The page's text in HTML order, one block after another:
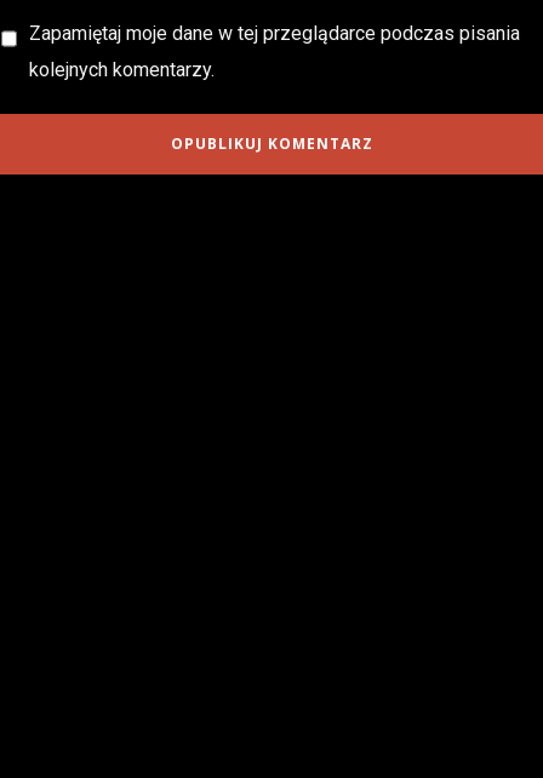
Zapamiętaj moje dane w tej przeglądarce podczas pisania
kolejnych komentarzy.